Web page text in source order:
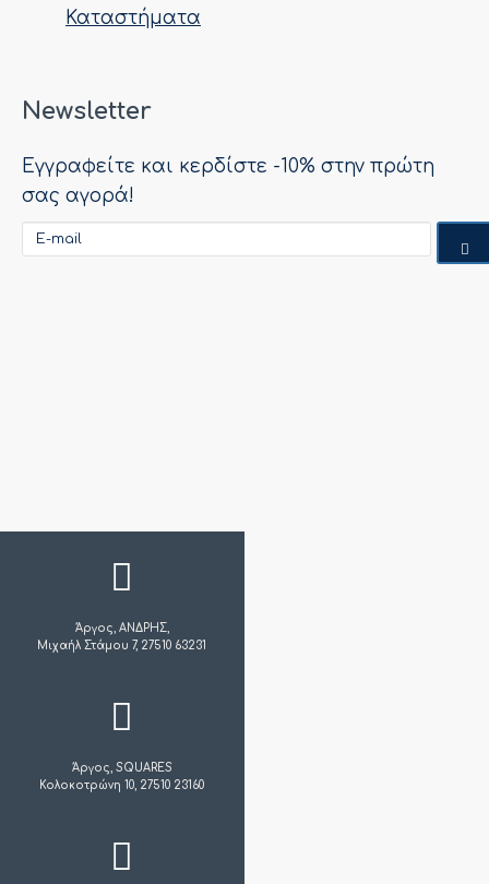
Καταστήματα
Newsletter
Εγγραφείτε και κερδίστε -10% στην πρώτη
σας αγορά!
Άργος, ΑΝΔΡΗΣ,
Μιχαήλ Στάμου 7, 27510 63231
Άργος, SQUARES
Κολοκοτρώνη 10, 27510 23160